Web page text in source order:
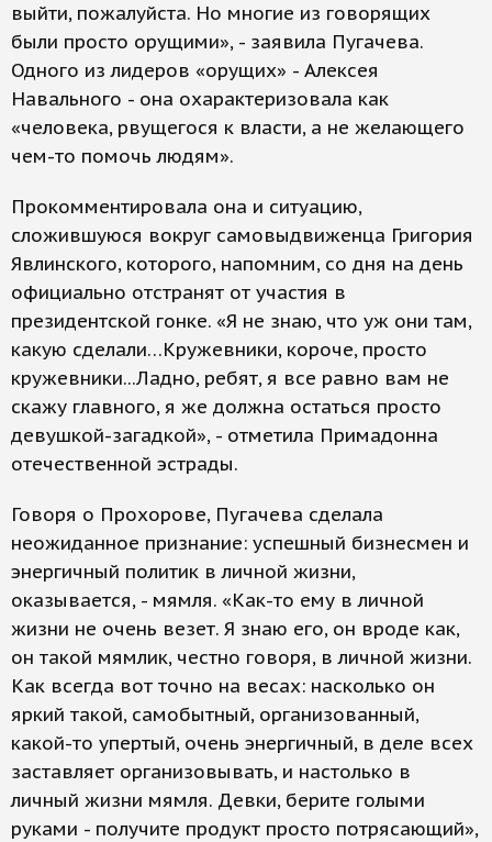
выйти, пожалуйста. Но многие из говорящих
были просто орущими», - заявила Пугачева.
Одного из лидеров «орущих» - Алексея
Навального - она охарактеризовала как
«человека, рвущегося к власти, а не желающего
чем-то помочь людям».
Прокомментировала она и ситуацию,
сложившуюся вокруг самовыдвиженца Григория
Явлинского, которого, напомним, со дня на день
официально отстранят от участия в
президентской гонке. «Я не знаю, что уж они там,
какую сделали…Кружевники, короче, просто
кружевники...Ладно, ребят, я все равно вам не
скажу главного, я же должна остаться просто
девушкой-загадкой», - отметила Примадонна
отечественной эстрады.
Говоря о Прохорове, Пугачева сделала
неожиданное признание: успешный бизнесмен и
энергичный политик в личной жизни,
оказывается, - мямля. «Как-то ему в личной
жизни не очень везет. Я знаю его, он вроде как,
он такой мямлик, честно говоря, в личной жизни.
Как всегда вот точно на весах: насколько он
яркий такой, самобытный, организованный,
какой-то упертый, очень энергичный, в деле всех
заставляет организовывать, и настолько в
личный жизни мямля. Девки, берите голыми
руками - получите продукт просто потрясающий»,